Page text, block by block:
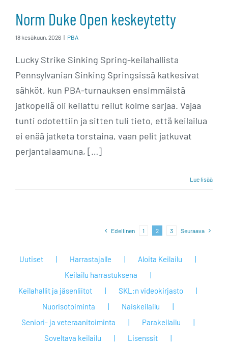
Norm Duke Open keskeytetty
18 kesäkuun, 2026 | PBA
Lucky Strike Sinking Spring-keilahallista
Pennsylvanian Sinking Springsissä katkesivat
sähköt, kun PBA-turnauksen ensimmäistä
jatkopeliä oli keilattu reilut kolme sarjaa. Vajaa
tunti odotettiin ja sitten tuli tieto, että keilailua
ei enää jatketa torstaina, vaan pelit jatkuvat
perjantaiaamuna, […]
Lue lisää
Edellinen 1 2 3 Seuraava
Uutiset Harrastajalle
Aloita Keilailu
Keilailu harrastuksena
Keilahallit ja jäsenliitot
SKL:n videokirjasto
Nuorisotoiminta
Naiskeilailu
Seniori- ja veteraanitoiminta
Parakeilailu
Soveltava keilailu
Lisenssit